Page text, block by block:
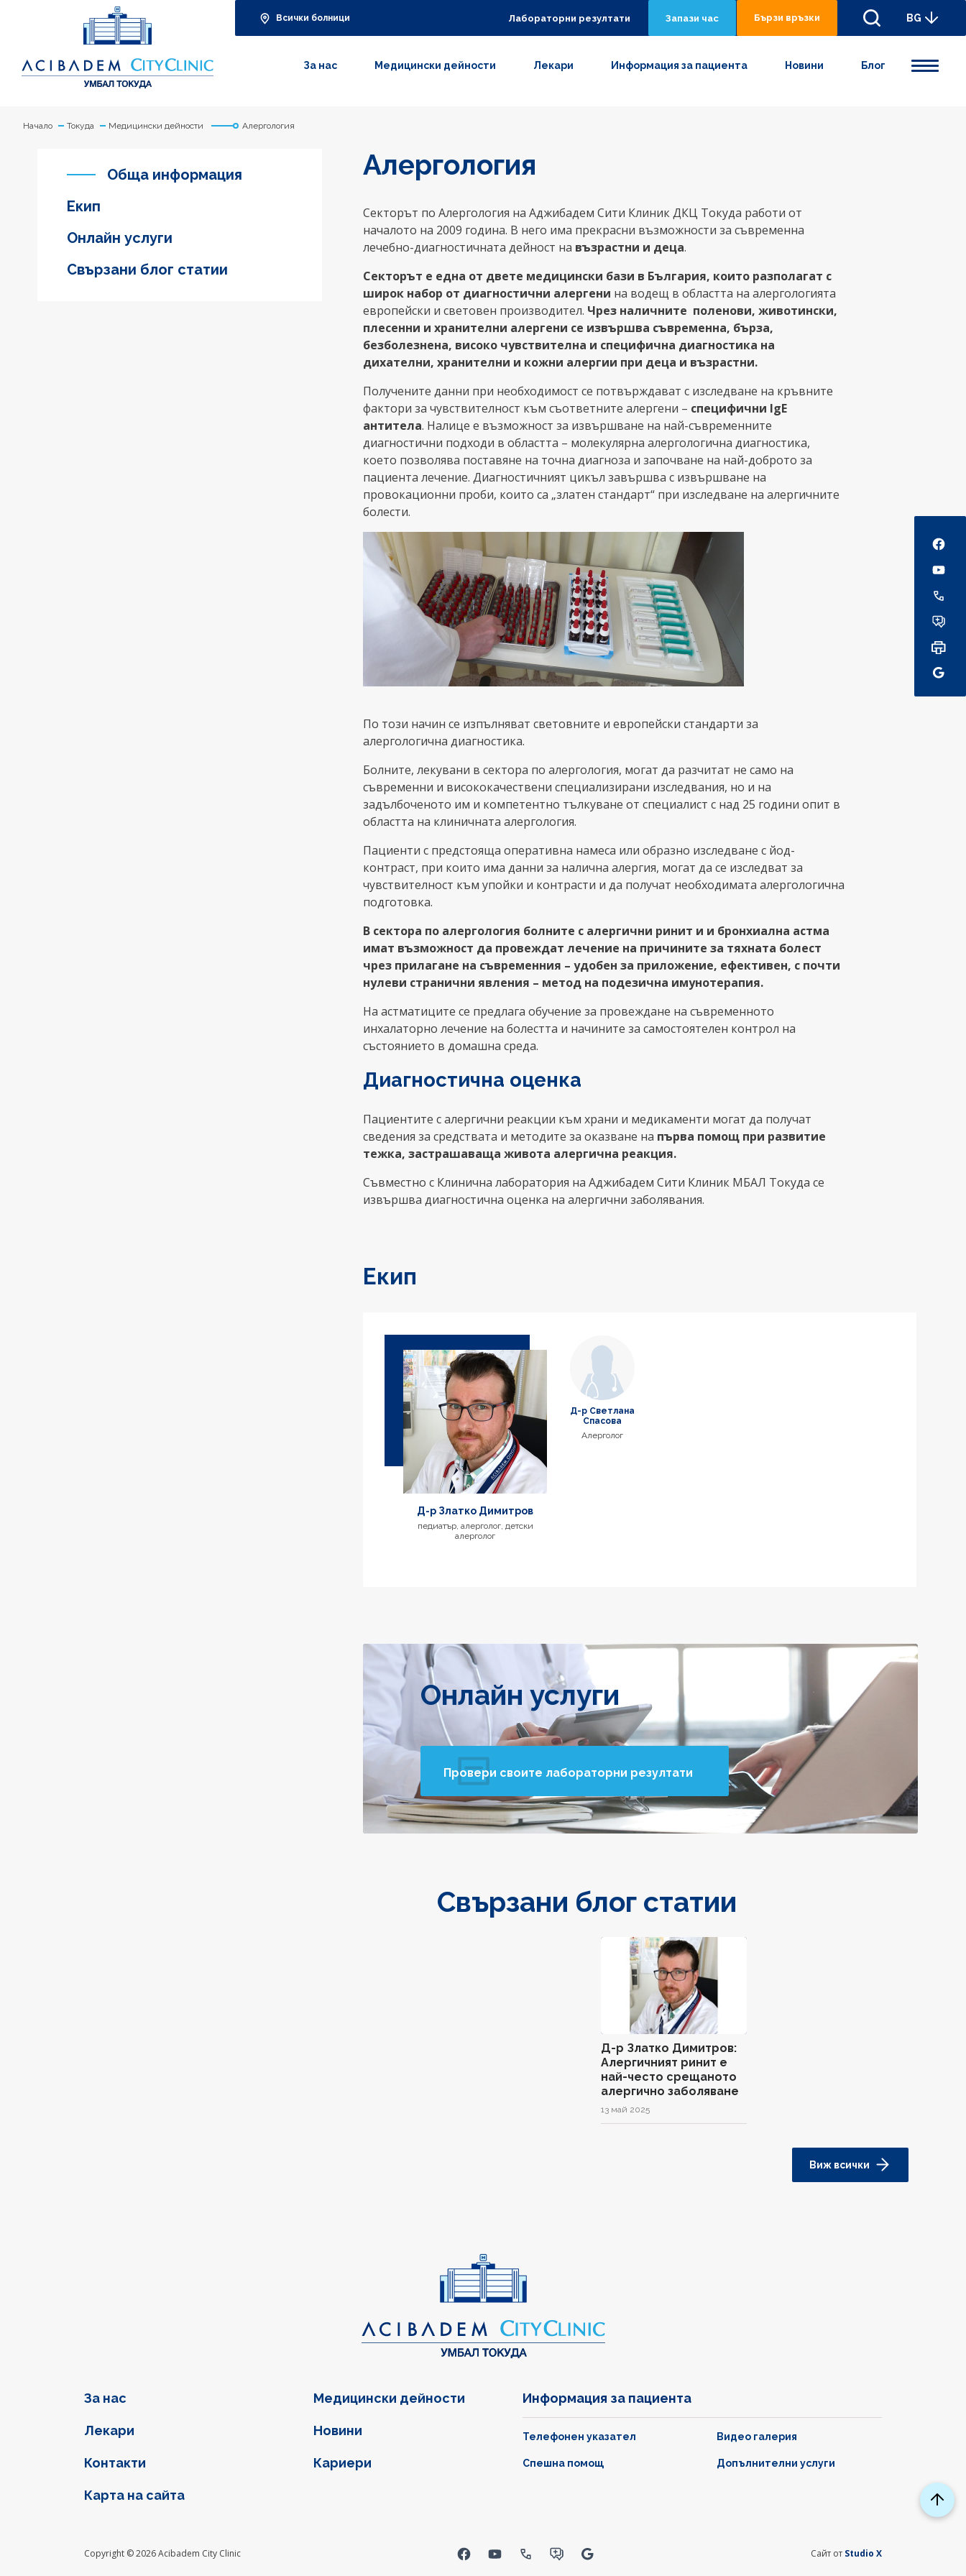
Всички болници Лабораторни резултати Запази час Бързи връзки BG
За нас Медицински дейности Лекари Информация за пациента Новини Блог
Начало Токуда Медицински дейности Алергология
Обща информация
Екип
Онлайн услуги
Свързани блог статии
Алергология
Секторът по Алергология на Аджибадем Сити Клиник ДКЦ Токуда работи от
началото на 2009 година. В него има прекрасни възможности за съвременна
лечебно-диагностичната дейност на възрастни и деца.
Секторът е една от двете медицински бази в България, които разполагат с
широк набор от диагностични алергени на водещ в областта на алергологията
европейски и световен производител. Чрез наличните поленови, животински,
плесенни и хранителни алергени се извършва съвременна, бърза,
безболезнена, високо чувствителна и специфична диагностика на
дихателни, хранителни и кожни алергии при деца и възрастни.
Получените данни при необходимост се потвърждават с изследване на кръвните
фактори за чувствителност към съответните алергени – специфични IgE
антитела. Налице е възможност за извършване на най-съвременните
диагностични подходи в областта – молекулярна алергологична диагностика,
което позволява поставяне на точна диагноза и започване на най-доброто за
пациента лечение. Диагностичният цикъл завършва с извършване на
провокационни проби, които са „златен стандарт“ при изследване на алергичните
болести.
По този начин се изпълняват световните и европейски стандарти за
алергологична диагностика.
Болните, лекувани в сектора по алергология, могат да разчитат не само на
съвременни и висококачествени специализирани изследвания, но и на
задълбоченото им и компетентно тълкуване от специалист с над 25 години опит в
областта на клиничната алергология.
Пациенти с предстояща оперативна намеса или образно изследване с йод-
контраст, при които има данни за налична алергия, могат да се изследват за
чувствителност към упойки и контрасти и да получат необходимата алергологична
подготовка.
В сектора по алергология болните с алергични ринит и и бронхиална астма
имат възможност да провеждат лечение на причините за тяхната болест
чрез прилагане на съвременния – удобен за приложение, ефективен, с почти
нулеви странични явления – метод на подезична имунотерапия.
На астматиците се предлага обучение за провеждане на съвременното
инхалаторно лечение на болестта и начините за самостоятелен контрол на
състоянието в домашна среда.
Диагностична оценка
Пациентите с алергични реакции към храни и медикаменти могат да получат
сведения за средствата и методите за оказване на първа помощ при развитие
тежка, застрашаваща живота алергична реакция.
Съвместно с Клинична лаборатория на Аджибадем Сити Клиник МБАЛ Токуда се
извършва диагностична оценка на алергични заболявания.
Екип
Д-р Златко Димитров
педиатър, алерголог, детски
алерголог
Д-р Светлана
Спасова
Алерголог
Онлайн услуги
Провери своите лабораторни резултати
Свързани блог статии
Д-р Златко Димитров:
Алергичният ринит е
най-често срещаното
алергично заболяване
13 май 2025
Виж всички
Фуутер навигация
За нас Медицински дейности
Лекари Новини
Контакти Кариери
Карта на сайта
Информация за пациента
Телефонен указател Видео галерия
Спешна помощ Допълнителни услуги
Copyright © 2026 Acibadem City Clinic Сайт от Studio X